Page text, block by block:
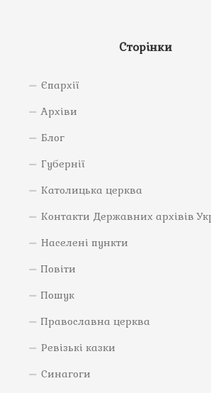
Сторінки
Єпархії
Архіви
Блог
Губернії
Католицька церква
Контакти Державних архівів
Населені пункти
Повіти
Пошук
Православна церква
Ревізькі казки
Синагоги